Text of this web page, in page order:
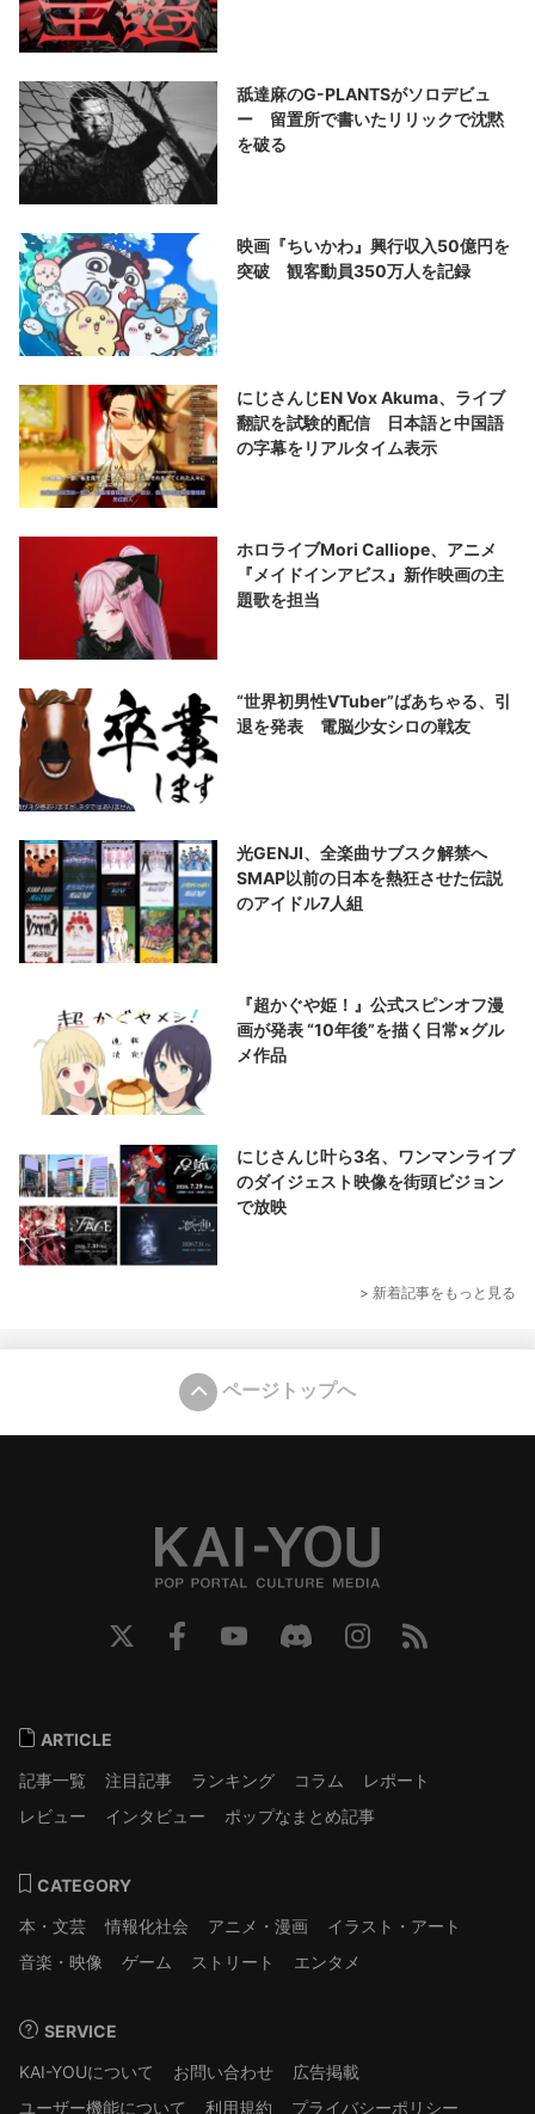
舐達麻のG-PLANTSがソロデビュ
ー 留置所で書いたリリックで沈黙
を破る
映画『ちいかわ』興行収入50億円を
突破 観客動員350万人を記録
にじさんじEN Vox Akuma、ライブ
翻訳を試験的配信 日本語と中国語
の字幕をリアルタイム表示
ホロライブMori Calliope、アニメ
『メイドインアビス』新作映画の主
題歌を担当
“世界初男性VTuber”ばあちゃる、引
退を発表 電脳少女シロの戦友
光GENJI、全楽曲サブスク解禁へ
SMAP以前の日本を熱狂させた伝説
のアイドル7人組
『超かぐや姫！』公式スピンオフ漫
画が発表 “10年後”を描く日常×グル
メ作品
にじさんじ叶ら3名、ワンマンライブ
のダイジェスト映像を街頭ビジョン
で放映
> 新着記事をもっと見る
ページトップへ
ARTICLE
記事一覧
注目記事 ランキング コラム
レポート
レビュー
インタビュー ポップなまとめ記事
CATEGORY
本・文芸
情報化社会 アニメ・漫画
イラスト・アート
音楽・映像
ゲーム ストリート エンタメ
SERVICE
KAI-YOUについて
お問い合わせ
広告掲載
ユーザー機能について
利用規約 プライバシーポリシー